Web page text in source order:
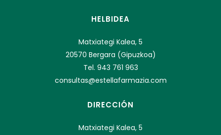
HELBIDEA
Matxiategi Kalea, 5
20570 Bergara (Gipuzkoa)
Tel. 943 761 963
consultas@estellafarmazia.com
DIRECCIÓN
Matxiategi Kalea, 5